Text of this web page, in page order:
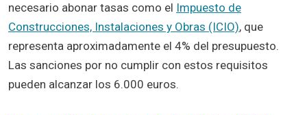
necesario abonar tasas como el Impuesto de
Construcciones, Instalaciones y Obras (ICIO), que
representa aproximadamente el 4% del presupuesto.
Las sanciones por no cumplir con estos requisitos
pueden alcanzar los 6.000 euros.